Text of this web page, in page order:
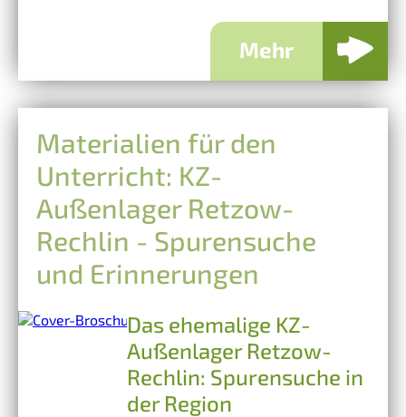
Mehr
Materialien für den
Unterricht: KZ-
Außenlager Retzow-
Rechlin - Spurensuche
und Erinnerungen
Das ehemalige KZ-
Außenlager Retzow-
Rechlin: Spurensuche in
der Region